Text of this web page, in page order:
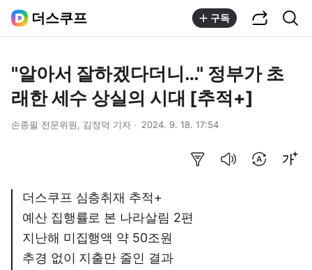
더스쿠프 구독
"알아서 잘하겠다더니…" 정부가 초
래한 세수 상실의 시대 [추적+]
손종필 전문위원, 김정덕 기자 2024. 9. 18. 17:54
더스쿠프 심층취재 추적+
예산 집행률로 본 나라살림 2편
지난해 미집행액 약 50조원
추경 없이 지출만 줄인 결과